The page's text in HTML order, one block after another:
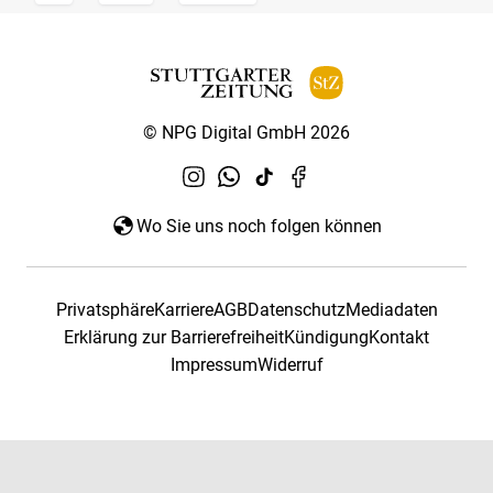
© NPG Digital GmbH 2026
Wo Sie uns noch folgen können
PrivatsphäreKarriereAGBDatenschutzMediadaten
Erklärung zur BarrierefreiheitKündigungKontakt
ImpressumWiderruf